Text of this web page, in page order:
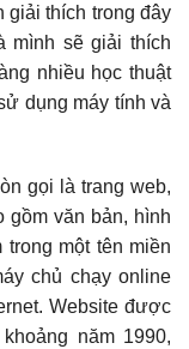
giải thích trong đây
mình sẽ giải thích
nhiều học thuật
dụng máy tính và
gọi là trang web,
gồm văn bản, hình
trong một tên miền
chủ chạy online
Website được
năm 1990,